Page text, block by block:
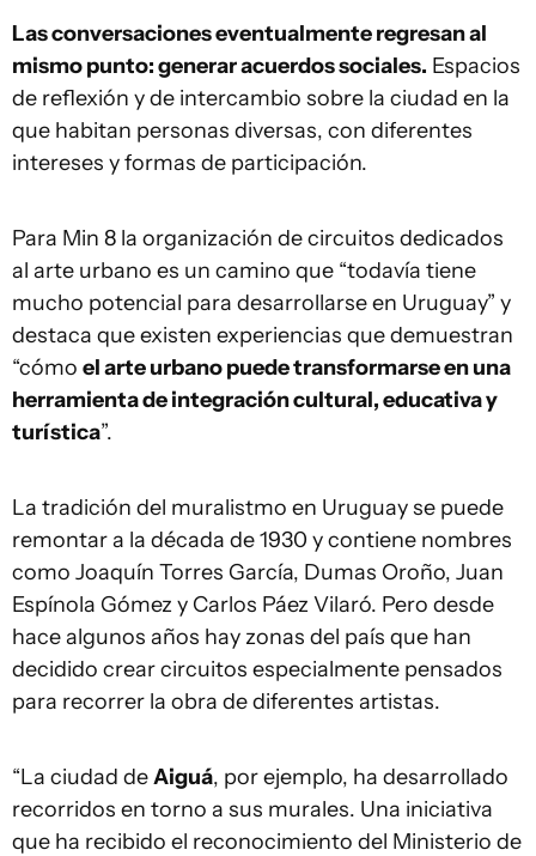
Las conversaciones eventualmente regresan al
mismo punto: generar acuerdos sociales. Espacios
de reflexión y de intercambio sobre la ciudad en la
que habitan personas diversas, con diferentes
intereses y formas de participación.
Para Min 8 la organización de circuitos dedicados
al arte urbano es un camino que “todavía tiene
mucho potencial para desarrollarse en Uruguay” y
destaca que existen experiencias que demuestran
“cómo el arte urbano puede transformarse en una
herramienta de integración cultural, educativa y
turística”.
La tradición del muralistmo en Uruguay se puede
remontar a la década de 1930 y contiene nombres
como Joaquín Torres García, Dumas Oroño, Juan
Espínola Gómez y Carlos Páez Vilaró. Pero desde
hace algunos años hay zonas del país que han
decidido crear circuitos especialmente pensados
para recorrer la obra de diferentes artistas.
“La ciudad deAiguá, por ejemplo, ha desarrollado
recorridos en torno a sus murales. Una iniciativa
que ha recibido el reconocimiento del Ministerio de